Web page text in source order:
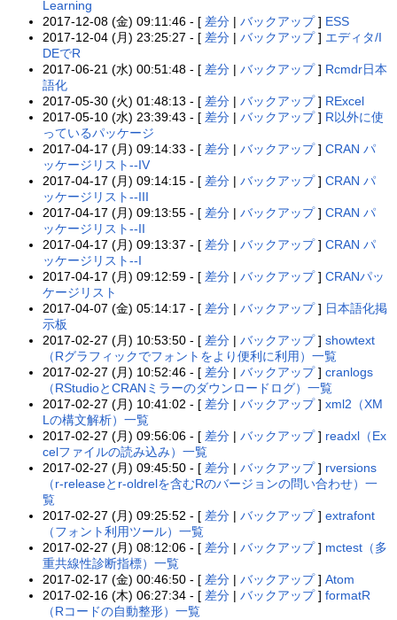
Learning
2017-12-08 (金) 09:11:46 - [ 差分 |バックアップ] ESS
2017-12-04 (月) 23:25:27 - [ 差分 |バックアップ] エディタ/I
DEでR
2017-06-21 (水) 00:51:48 - [ 差分 |バックアップ] Rcmdr日本
語化
2017-05-30 (火) 01:48:13 - [ 差分 |バックアップ] RExcel
2017-05-10 (水) 23:39:43 - [ 差分 |バックアップ] R以外に使
っているパッケージ
2017-04-17 (月) 09:14:33 - [ 差分 |バックアップ]CRAN パ
ッケージリスト--IV
2017-04-17 (月) 09:14:15 - [ 差分 |バックアップ]CRAN パ
ッケージリスト--III
2017-04-17 (月) 09:13:55 - [ 差分 |バックアップ]CRAN パ
ッケージリスト--II
2017-04-17 (月) 09:13:37 - [ 差分 |バックアップ]CRAN パ
ッケージリスト--I
2017-04-17 (月) 09:12:59 - [ 差分 |バックアップ]CRANパッ
ケージリスト
2017-04-07 (金) 05:14:17 - [ 差分 |バックアップ] 日本語化掲
示板
2017-02-27 (月) 10:53:50 - [ 差分 |バックアップ]showtext
（Rグラフィックでフォントをより便利に利用）一覧
2017-02-27 (月) 10:52:46 - [ 差分 |バックアップ]cranlogs
（RStudioとCRANミラーのダウンロードログ）一覧
2017-02-27 (月) 10:41:02 - [ 差分 |バックアップ]xml2（XM
Lの構文解析）一覧
2017-02-27 (月) 09:56:06 - [ 差分 |バックアップ] readxl（Ex
celファイルの読み込み）一覧
2017-02-27 (月) 09:45:50 - [ 差分 |バックアップ] rversions
（r-releaseとr-oldrelを含むRのバージョンの問い合わせ）一
覧
2017-02-27 (月) 09:25:52 - [ 差分 |バックアップ]extrafont
（フォント利用ツール）一覧
2017-02-27 (月) 08:12:06 - [ 差分 |バックアップ] mctest（多
重共線性診断指標）一覧
2017-02-17 (金) 00:46:50 - [ 差分 |バックアップ]Atom
2017-02-16 (木) 06:27:34 - [ 差分 |バックアップ]formatR
（Rコードの自動整形）一覧